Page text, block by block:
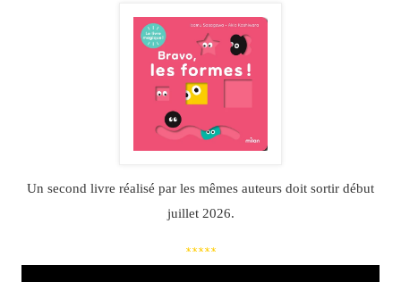
Un second livre réalisé par les mêmes auteurs doit sortir début
juillet 2026.
*****